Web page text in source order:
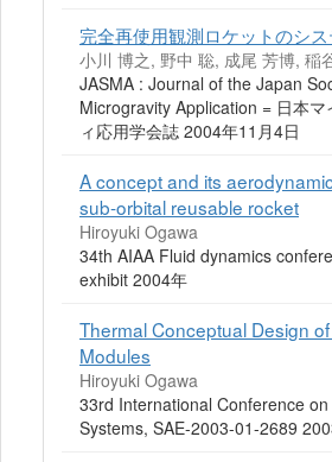
完全再使用観測ロケットのシ
小川 博之, 野中 聡, 成尾 芳博, 稲
JASMA : Journal of the Japan
Microgravity Application = 日本マ
ィ応用学会誌 2004年11月4日
A concept and its
sub-orbital reusable rocket
Hiroyuki Ogawa
34th AIAA Fluid dynamics
exhibit 2004年
Thermal Conceptual Design
Modules
Hiroyuki Ogawa
33rd International Conference
Systems, SAE-2003-01-2689